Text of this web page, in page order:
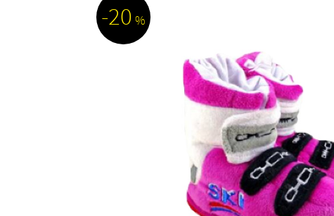
20 %